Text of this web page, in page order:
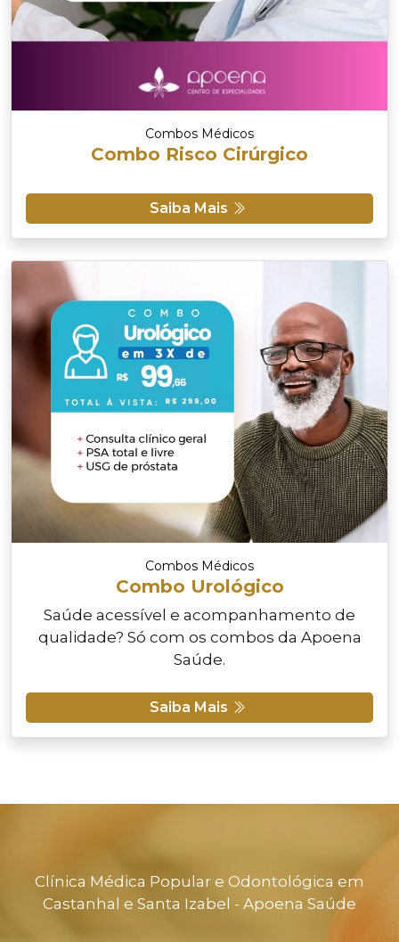
Combos Médicos
Combo Risco Cirúrgico
Saiba Mais
Combos Médicos
Combo Urológico
Saúde acessível e acompanhamento de
qualidade? Só com os combos da Apoena
Saúde.
Saiba Mais
Clínica Médica Popular e Odontológica em
Castanhal e Santa Izabel - Apoena Saúde